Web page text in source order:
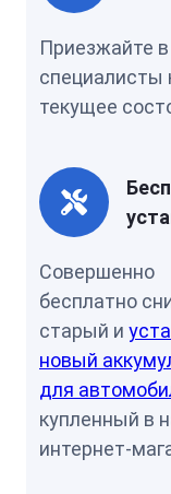
Приезжайте
специалисты
текущее
Совершенно
бесплатно
старый и
новый
для
купленный в
интернет-